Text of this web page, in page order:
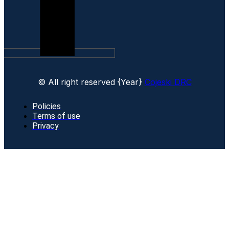
© All right reserved {Year} Cojeski DRC
Policies
Terms of use
Privacy